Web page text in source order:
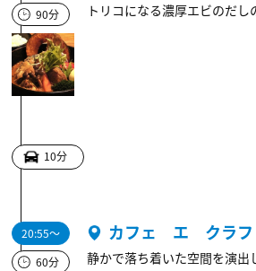
90分
トリコになる濃厚エビのだし
10分
20:55～
60分
カフェ エ クラ
静かで落ち着いた空間を演出